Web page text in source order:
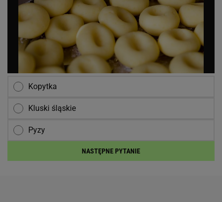
Kopytka
Kluski śląskie
Pyzy
NASTĘPNE PYTANIE